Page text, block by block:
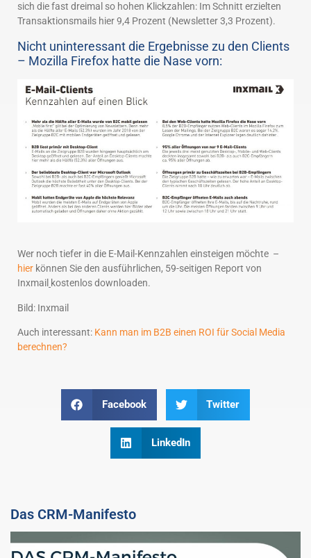
sich die fast dreimal so hohen Klickzahlen: Im Schnitt erzielten
Transaktionsmails hier 9,4 Prozent (Newsletter 3,3 Prozent).
Nicht uninteressant die Ergebnisse zu den Clients
– Mozilla Firefox hatte die Nase vorn:
Wer noch tiefer in die E-Mail-Kennzahlen einsteigen möchte –
hier können Sie den ausführlichen, 59-seitigen Report von
Inxmail kostenlos downloaden.
Bild: Inxmail
Auch interessant: Kann man im B2B einen ROI für Social Media
berechnen?
Facebook Twitter
LinkedIn
Das CRM-Manifesto